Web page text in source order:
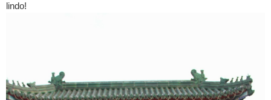
lindo!